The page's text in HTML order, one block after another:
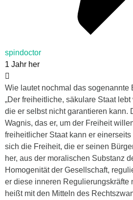
spindoctor
1 Jahr her
Wie lautet nochmal das sogenannte
„Der freiheitliche, säkulare Staat
die er selbst nicht garantieren kann.
Wagnis, das er, um der Freiheit
freiheitlicher Staat kann er
sich die Freiheit, die er seinen
her, aus der moralischen Substanz
Homogenität der Gesellschaft,
er diese inneren Regulierungskräfte
heißt mit den Mitteln des